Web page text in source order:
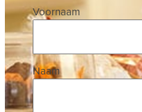
Naam
Voornaam
Naam